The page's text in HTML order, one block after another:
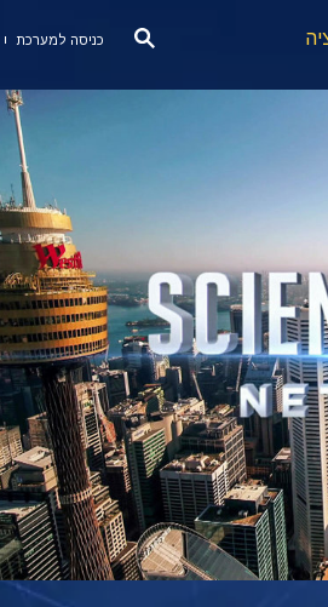
כניסה למערכת